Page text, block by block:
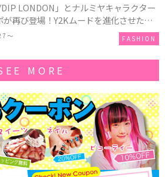
LONDON」とナルミヤキャラクター
が再び登場！Y2Kムードを進化させた新
ンを発売♪
〜 FASHION
MORE